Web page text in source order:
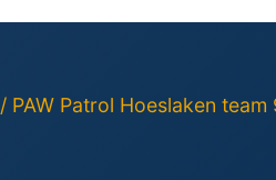
/ PAW Patrol Hoeslaken